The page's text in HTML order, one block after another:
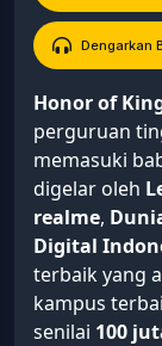
Dengarkan
Honor of
perguruan
memasuki
digelar oleh
realme,
Digital
terbaik yang
kampus
senilai 100